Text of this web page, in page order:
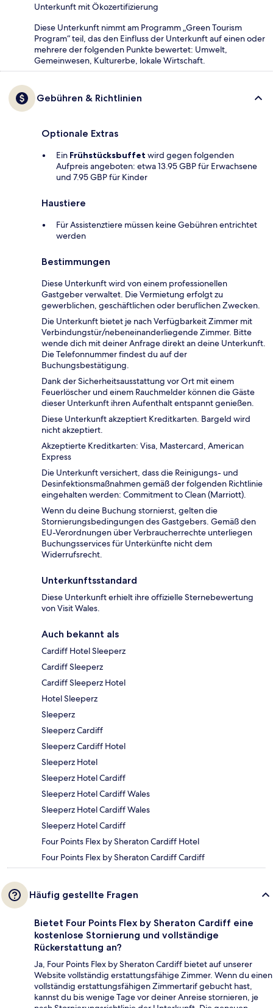
Unterkunft mit Ökozertifizierung
Diese Unterkunft nimmt am Programm „Green Tourism
Program“ teil, das den Einfluss der Unterkunft auf einen oder
mehrere der folgenden Punkte bewertet: Umwelt,
Gemeinwesen, Kulturerbe, lokale Wirtschaft.
Gebühren & Richtlinien
Optionale Extras
Ein Frühstücksbuffet wird gegen folgenden
Aufpreis angeboten: etwa 13.95 GBP für Erwachsene
und 7.95 GBP für Kinder
Haustiere
Für Assistenztiere müssen keine Gebühren entrichtet
werden
Bestimmungen
Diese Unterkunft wird von einem professionellen
Gastgeber verwaltet. Die Vermietung erfolgt zu
gewerblichen, geschäftlichen oder beruflichen Zwecken.
Die Unterkunft bietet je nach Verfügbarkeit Zimmer mit
Verbindungstür/nebeneinanderliegende Zimmer. Bitte
wende dich mit deiner Anfrage direkt an deine Unterkunft.
Die Telefonnummer findest du auf der
Buchungsbestätigung.
Dank der Sicherheitsausstattung vor Ort mit einem
Feuerlöscher und einem Rauchmelder können die Gäste
dieser Unterkunft ihren Aufenthalt entspannt genießen.
Diese Unterkunft akzeptiert Kreditkarten. Bargeld wird
nicht akzeptiert.
Akzeptierte Kreditkarten: Visa, Mastercard, American
Express
Die Unterkunft versichert, dass die Reinigungs- und
Desinfektionsmaßnahmen gemäß der folgenden Richtlinie
eingehalten werden: Commitment to Clean (Marriott).
Wenn du deine Buchung stornierst, gelten die
Stornierungsbedingungen des Gastgebers. Gemäß den
EU-Verordnungen über Verbraucherrechte unterliegen
Buchungsservices für Unterkünfte nicht dem
Widerrufsrecht.
Unterkunftsstandard
Diese Unterkunft erhielt ihre offizielle Sternebewertung
von Visit Wales.
Auch bekannt als
Cardiff Hotel Sleeperz
Cardiff Sleeperz
Cardiff Sleeperz Hotel
Hotel Sleeperz
Sleeperz
Sleeperz Cardiff
Sleeperz Cardiff Hotel
Sleeperz Hotel
Sleeperz Hotel Cardiff
Sleeperz Hotel Cardiff Wales
Sleeperz Hotel Cardiff Wales
Sleeperz Hotel Cardiff
Four Points Flex by Sheraton Cardiff Hotel
Four Points Flex by Sheraton Cardiff Cardiff
Häufig gestellte Fragen
Bietet Four Points Flex by Sheraton Cardiff eine
kostenlose Stornierung und vollständige
Rückerstattung an?
Ja, Four Points Flex by Sheraton Cardiff bietet auf unserer
Website vollständig erstattungsfähige Zimmer. Wenn du einen
vollständig erstattungsfähigen Zimmertarif gebucht hast,
kannst du bis wenige Tage vor deiner Anreise stornieren, je